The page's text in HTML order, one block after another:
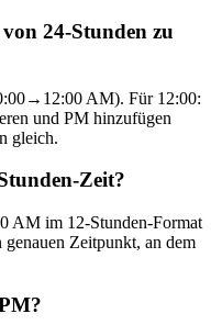
24-Stunden zu
AM). Für 12:00:
und PM hinzufügen
gleich.
Zeit?
AM im 12-Stunden-Format
Zeitpunkt, an dem